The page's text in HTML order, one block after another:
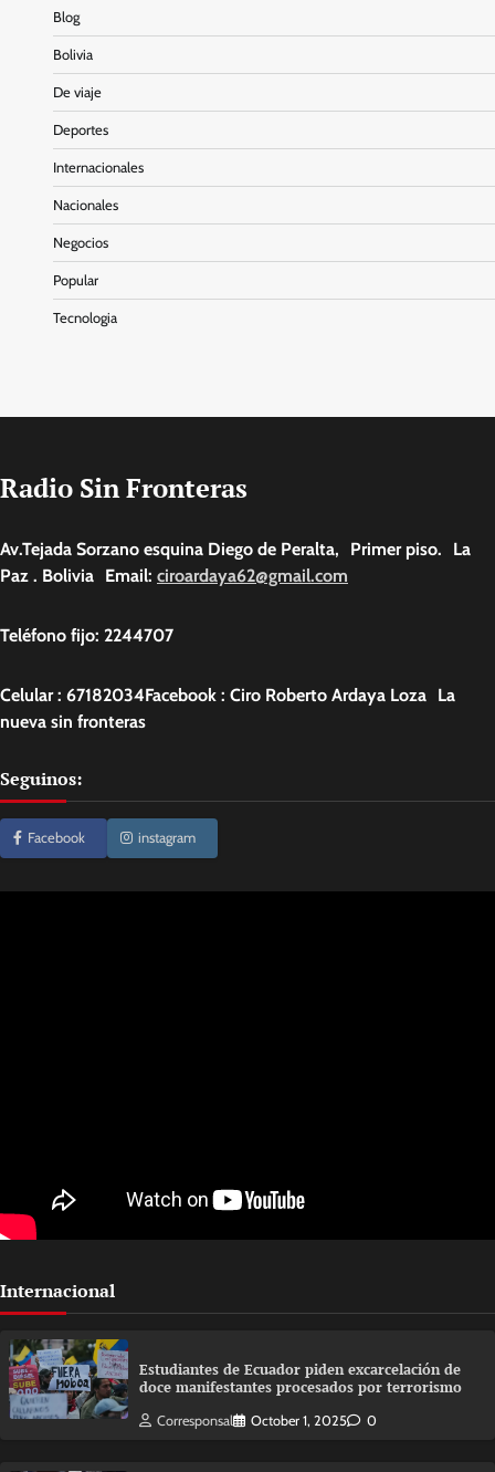
Blog
Bolivia
De viaje
Deportes
Internacionales
Nacionales
Negocios
Popular
Tecnologia
Radio Sin Fronteras
Av.Tejada Sorzano esquina Diego de Peralta, Primer piso. La
Paz . Bolivia Email: ciroardaya62@gmail.com
Teléfono fijo: 2244707
Celular : 67182034Facebook : Ciro Roberto Ardaya Loza La
nueva sin fronteras
Seguinos:
Facebook instagram
Internacional
Estudiantes de Ecuador piden excarcelación de
doce manifestantes procesados por terrorismo
Corresponsal October 1, 2025 0